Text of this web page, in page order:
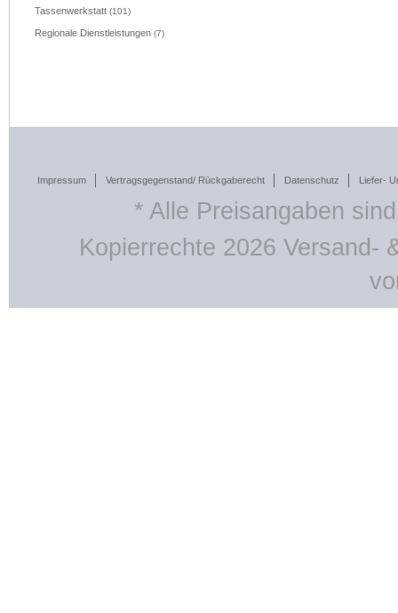
Tassenwerkstatt (101)
Regionale Dienstleistungen (7)
Impressum Vertragsgegenstand/ Rückgaberecht Datenschutz Liefer-
* Alle Preisangaben
Kopierrechte 2026 Versand-